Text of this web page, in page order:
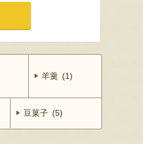
羊羹 (1)
豆菓子 (5)